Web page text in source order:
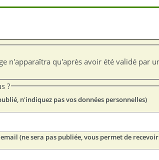
n'apparaîtra qu'après avoir été validé par
?
n'indiquez pas vos données personnelles)
(ne sera pas publiée, vous permet de